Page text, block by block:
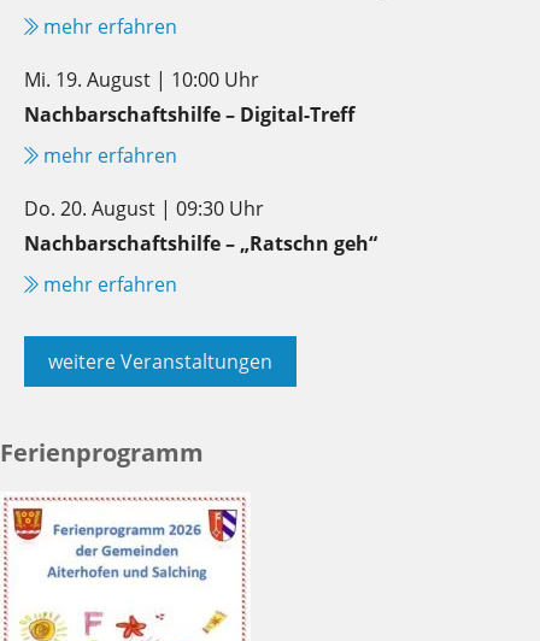
mehr erfahren
Mi. 19. August | 10:00 Uhr
Nachbarschaftshilfe – Digital-Treff
mehr erfahren
Do. 20. August | 09:30 Uhr
Nachbarschaftshilfe – „Ratschn geh“
mehr erfahren
weitere Veranstaltungen
Ferienprogramm